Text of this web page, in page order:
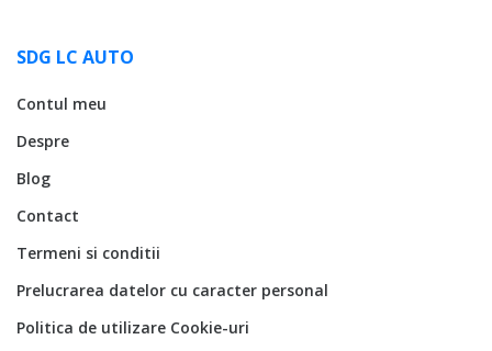
SDG LC AUTO
Contul meu
Despre
Blog
Contact
Termeni si conditii
Prelucrarea datelor cu caracter personal
Politica de utilizare Cookie-uri